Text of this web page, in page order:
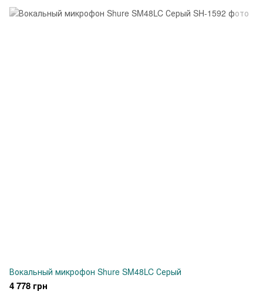
Вокальный микрофон Shure SM48LC Серый
4 778 грн